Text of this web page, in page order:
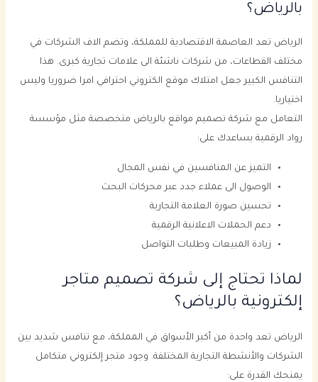
بالرياض؟
الرياض تعد العاصمة الاقتصادية للمملكة، وتضم الاف الشركات في
مختلف القطاعات، من شركات ناشئة الى علامات تجارية كبرى. هذا
التنافس الكبير جعل امتلاك موقع الكتروني احترافي امرا ضروريا وليس
اختياريا.
التعامل مع شركة تصميم مواقع بالرياض متخصصة مثل مؤسسة
رواد الرقمية يساعدك على:
التميز عن المنافسين في نفس المجال
الوصول الى عملاء جدد عبر محركات البحث
تحسين صورة العلامة التجارية
دعم الحملات الاعلانية الرقمية
زيادة المبيعات وطلبات التواصل
لماذا تحتاج إلى شركة تصميم متاجر
إلكترونية بالرياض؟
الرياض تعد واحدة من أكبر الأسواق في المملكة، مع تنافس شديد بين
الشركات والأنشطة التجارية المختلفة. وجود متجر إلكتروني متكامل
يمنحك القدرة على: